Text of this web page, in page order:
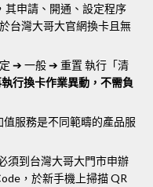
其申請、開通、設定程序
台灣大哥大官網換卡且無
➔ 一般 ➔ 重置 執行「清
行換卡作業異動，不需負
服務是不同範疇的產品服
須到台灣大哥大門市申辦
，於新手機上掃描 QR